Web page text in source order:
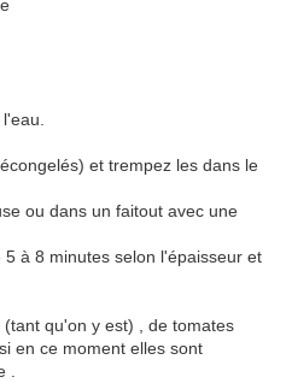
et trempez les dans le
ou dans un faitout avec une
à 8 minutes selon l'épaisseur et
qu'on y est) , de tomates
en ce moment elles sont